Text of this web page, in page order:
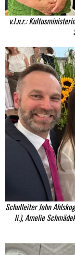
v.l.n.r.:
Schulleiter John
li.), Amelie